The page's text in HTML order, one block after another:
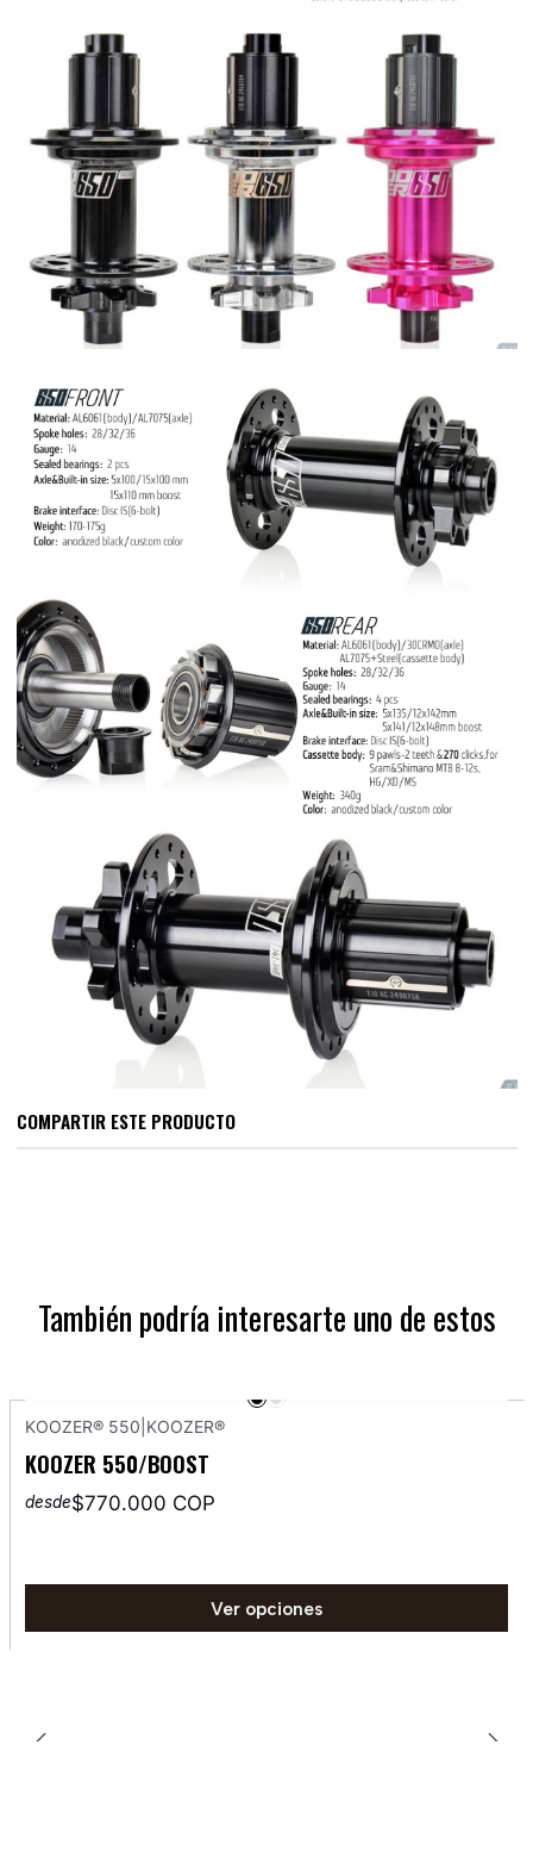
COMPARTIR ESTE PRODUCTO
También podría interesarte uno de estos
KOOZER® 550 KOOZER®
KOOZER 550/BOOST
desde$770.000 COP
Ver opciones